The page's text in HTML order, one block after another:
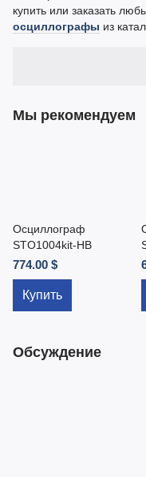
купить или заказать
осциллографы из
Мы рекомендуем
Осциллограф
STO1004kit-HB
774.00 $
Купить
Обсуждение